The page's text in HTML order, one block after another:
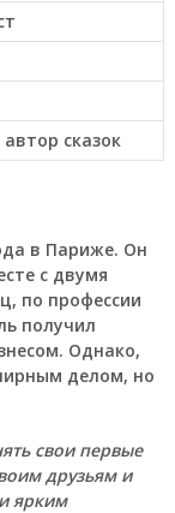
сказок
в Париже. Он
с двумя
по профессии
получил
Однако,
делом, но
свои первые
друзьям и
ярким